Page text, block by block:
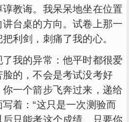
教诲。我呆呆地坐在位置
讲台桌的方向。试卷上那一
利剑，刺痛了我的心。
我的异常：他平时都很爱
的，不会是考试没考好
一个箭步飞奔过来，递给
着：“这只是一次测验而
只能考这个成绩。只要你